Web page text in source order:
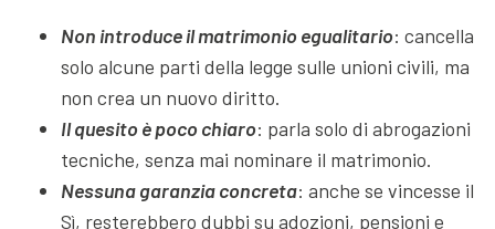
Non introduce il matrimonio egualitario: cancella
solo alcune parti della legge sulle unioni civili, ma
non crea un nuovo diritto.
Il quesito è poco chiaro: parla solo di abrogazioni
tecniche, senza mai nominare il matrimonio.
Nessuna garanzia concreta: anche se vincesse il
Sì, resterebbero dubbi su adozioni, pensioni e